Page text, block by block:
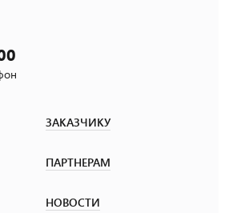
ЗАКАЗЧИКУ
ПАРТНЕРАМ
НОВОСТИ